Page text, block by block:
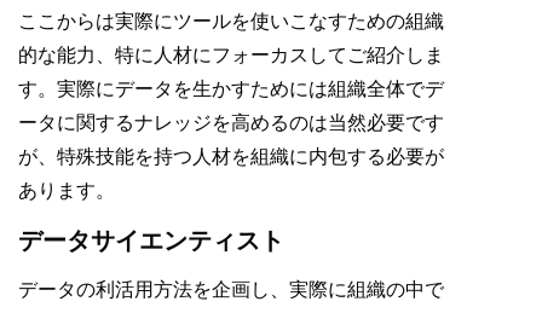
ここからは実際にツールを使いこなすための組織
的な能力、特に人材にフォーカスしてご紹介しま
す。実際にデータを生かすためには組織全体でデ
ータに関するナレッジを高めるのは当然必要です
が、特殊技能を持つ人材を組織に内包する必要が
あります。
データサイエンティスト
データの利活用方法を企画し、実際に組織の中で